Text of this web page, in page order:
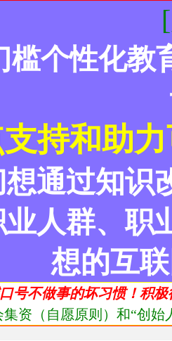
槛个性化教
持和助
通过知识
人群、职
想的互
号不做事的坏习惯！积
资（自愿原则）和“创